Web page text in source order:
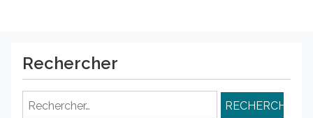
Rechercher
Rechercher :